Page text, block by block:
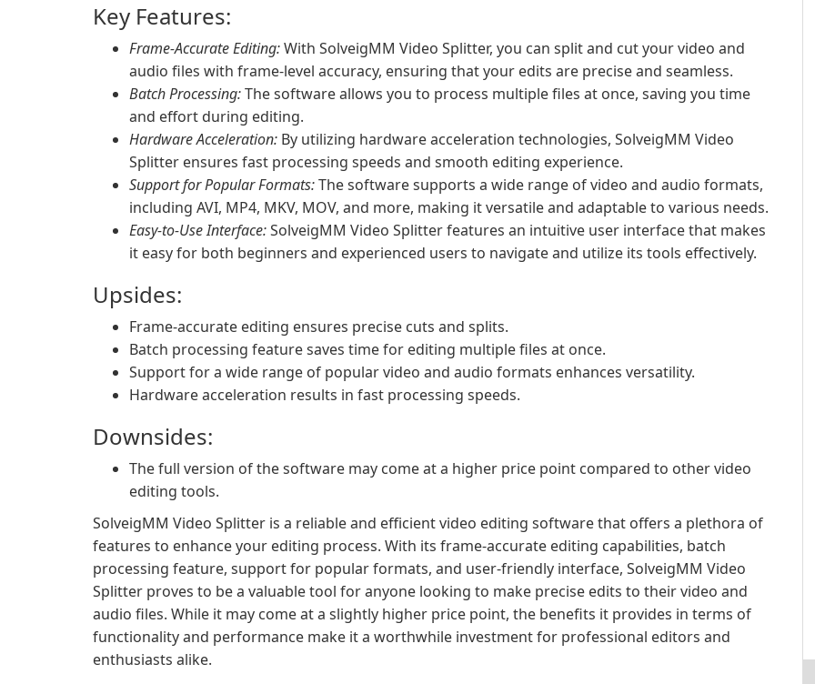
Key Features:
Frame-Accurate Editing:With SolveigMM Video Splitter, you can split and cut your video and
audio files with frame-level accuracy, ensuring that your edits are precise and seamless.
Batch Processing:The software allows you to process multiple files at once, saving you time
and effort during editing.
Hardware Acceleration: By utilizing hardware acceleration technologies, SolveigMM Video
Splitter ensures fast processing speeds and smooth editing experience.
Support for Popular Formats:The software supports a wide range of video and audio formats,
including AVI, MP4, MKV, MOV, and more, making it versatile and adaptable to various needs.
Easy-to-Use Interface:SolveigMM Video Splitter features an intuitive user interface that makes
it easy for both beginners and experienced users to navigate and utilize its tools effectively.
Upsides:
Frame-accurate editing ensures precise cuts and splits.
Batch processing feature saves time for editing multiple files at once.
Support for a wide range of popular video and audio formats enhances versatility.
Hardware acceleration results in fast processing speeds.
Downsides:
The full version of the software may come at a higher price point compared to other video
editing tools.
SolveigMM Video Splitter is a reliable and efficient video editing software that offers a plethora of
features to enhance your editing process. With its frame-accurate editing capabilities, batch
processing feature, support for popular formats, and user-friendly interface, SolveigMM Video
Splitter proves to be a valuable tool for anyone looking to make precise edits to their video and
audio files. While it may come at a slightly higher price point, the benefits it provides in terms of
functionality and performance make it a worthwhile investment for professional editors and
enthusiasts alike.